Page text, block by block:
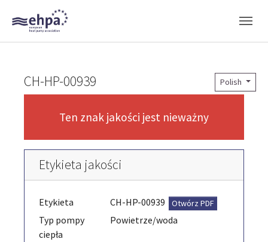
Skip to main navigation
Skip to main content
Skip to page footer
Polish
CH-HP-00939
Ten znak jakości jest nieważny
Etykieta jakości
Etykieta CH-HP-00939 Otwórz PDF
Typ pompy
ciepła
Powietrze/woda